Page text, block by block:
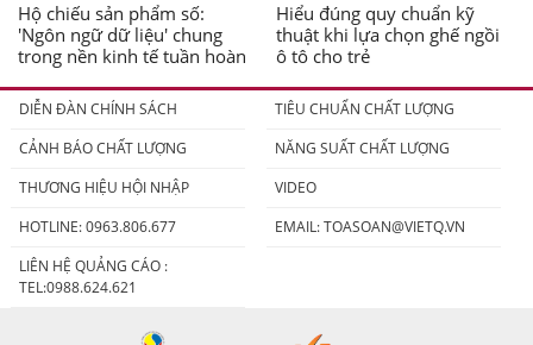
Hộ chiếu sản phẩm số:
'Ngôn ngữ dữ liệu' chung
trong nền kinh tế tuần hoàn
Hiểu đúng quy chuẩn kỹ
thuật khi lựa chọn ghế ngồi
ô tô cho trẻ
DIỄN ĐÀN CHÍNH SÁCH
TIÊU CHUẨN CHẤT LƯỢNG
CẢNH BÁO CHẤT LƯỢNG
NĂNG SUẤT CHẤT LƯỢNG
THƯƠNG HIỆU HỘI NHẬP
VIDEO
HOTLINE: 0963.806.677
EMAIL:TOASOAN@VIETQ.VN
LIÊN HỆ QUẢNG CÁO :
TEL:0988.624.621